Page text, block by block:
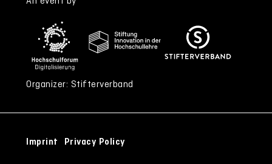
Organizer: Stifterverband
Imprint Privacy Policy